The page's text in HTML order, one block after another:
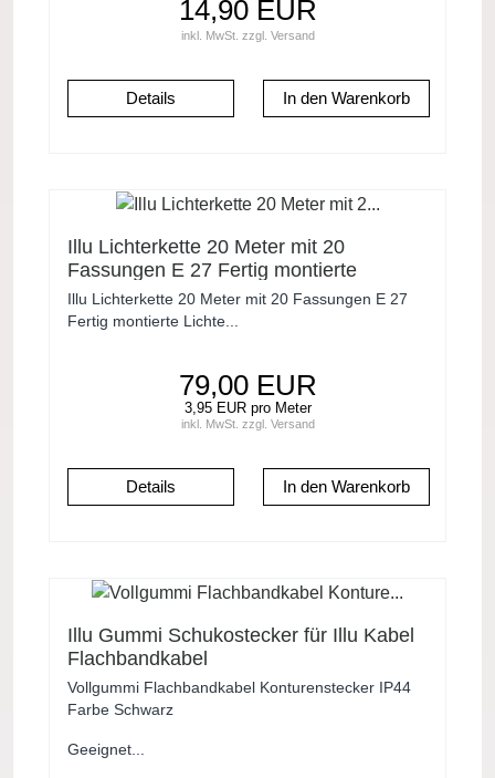
14,90 EUR
inkl. MwSt. zzgl. Versand
Details
Illu Lichterkette 20 Meter mit 20
Fassungen E 27 Fertig montierte
Lichterkette Schwarzes Kabel
Illu Lichterkette 20 Meter mit 20 Fassungen E 27
Fertig montierte Lichte...
79,00 EUR
3,95 EUR pro Meter
inkl. MwSt. zzgl. Versand
Details
Illu Gummi Schukostecker für Illu Kabel
Flachbandkabel
Vollgummi Flachbandkabel Konturenstecker IP44
Farbe Schwarz
Geeignet...